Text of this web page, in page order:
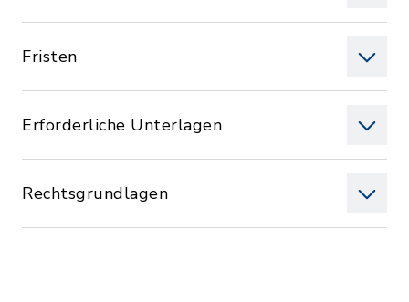
Fristen
Erforderliche Unterlagen
Rechtsgrundlagen